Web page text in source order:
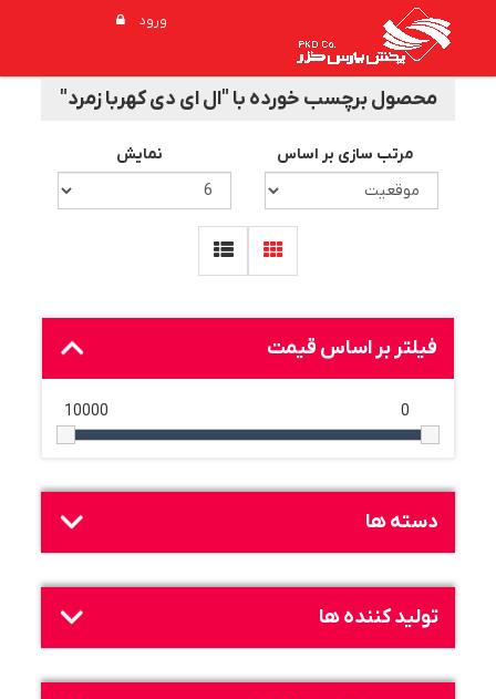
ورود
محصول برچسب خورده با "ال ای دی کهربا زمرد"
مرتب سازی بر اساس نمایش
فیلتر بر اساس قیمت
0
10000
دسته ها
تولید کننده ها